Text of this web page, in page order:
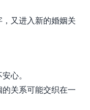
又进入新的婚姻关
心。
关系可能交织在一